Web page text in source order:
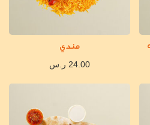
مندي
24.00 ر.س